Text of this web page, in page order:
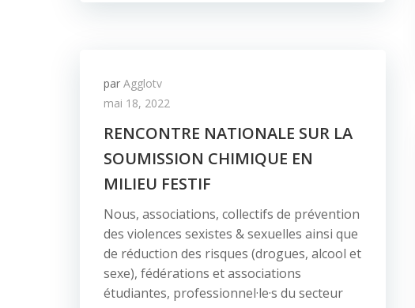
par Agglotv
mai 18, 2022
RENCONTRE NATIONALE SUR LA
SOUMISSION CHIMIQUE EN
MILIEU FESTIF
Nous, associations, collectifs de prévention
des violences sexistes & sexuelles ainsi que
de réduction des risques (drogues, alcool et
sexe), fédérations et associations
étudiantes, professionnel·le·s du secteur